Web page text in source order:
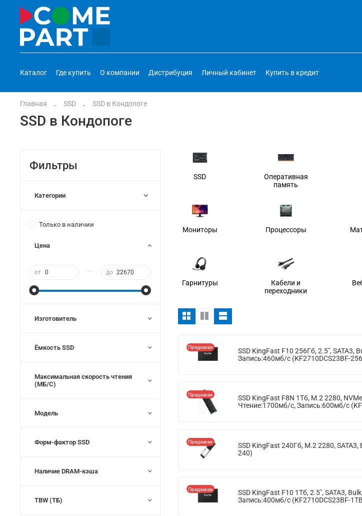
Каталог Где купить О компании Дистрибуция Личный кабинет Купить в кредит
Главная SSD SSD в Кондопоге
SSD в Кондопоге
SSD
Оперативная
память
Мониторы Процессоры
Гарнитуры
Кабели и
переходники
Предзаказ
SSD KingFast F10 256Гб, 2.5", SATA3,
Запись:460мб/с (KF2710DCS23BF-
Предзаказ
SSD KingFast F8N 1Тб, M.2 2280,
Чтение:1700мб/с, Запись:600мб/с
Предзаказ
SSD KingFast 240Гб, M.2 2280, SATA3,
240)
Предзаказ
SSD KingFast F10 1Тб, 2.5", SATA3,
Запись:400мб/с (KF2710DCS23BF-
Фильтры
Категории
Только в наличии
Цена
от до
Изготовитель
Ёмкость SSD
Максимальная скорость чтения
(МБ/С)
Модель
Форм-фактор SSD
Наличие DRAM-кэша
TBW (ТБ)